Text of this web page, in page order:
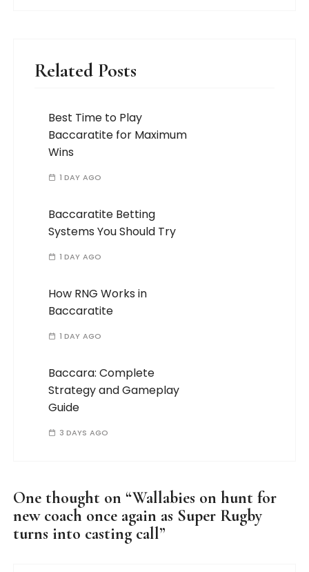
Related Posts
Best Time to Play
Baccaratite for Maximum
Wins
1 DAY AGO
Baccaratite Betting
Systems You Should Try
1 DAY AGO
How RNG Works in
Baccaratite
1 DAY AGO
Baccara: Complete
Strategy and Gameplay
Guide
3 DAYS AGO
One thought on “Wallabies on hunt for
new coach once again as Super Rugby
turns into casting call”